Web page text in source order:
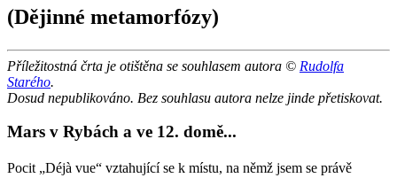
(Dějinné metamorfózy)
Příležitostná črta je otištěna se souhlasem autora © Rudolfa
Starého.
Dosud nepublikováno. Bez souhlasu autora nelze jinde přetiskovat.
Mars v Rybách a ve 12. domě...
Pocit „Déjà vue“ vztahující se k místu, na němž jsem se právě